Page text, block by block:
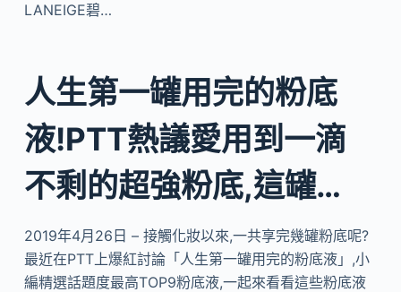
LANEIGE碧…
人生第一罐用完的粉底
液!PTT熱議愛用到一滴
不剩的超強粉底,這罐…
2019年4月26日 – 接觸化妝以來,一共享完幾罐粉底呢?
最近在PTT上爆紅討論「人生第一罐用完的粉底液」,小
編精選話題度最高TOP9粉底液,一起來看看這些粉底液